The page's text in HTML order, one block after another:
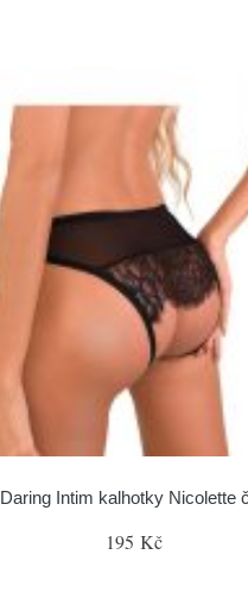
Daring Intim kalhotky Nicolette
195 Kč